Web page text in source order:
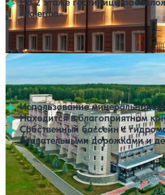
На 2 этаже гостиницы
«Palermo»
Санаторий Жемчужина
4.1240 отзывов
Шадринск
Использование минеральной
Находится в благоприятном
Собственный бассейн с
плавательными дорожками и
Профилей лечения:3
Нет цен или свободных
Выбрать